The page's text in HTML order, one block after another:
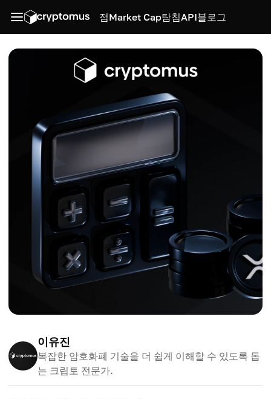
점Market Cap탐침API블로그
이유진
복잡한 암호화폐 기술을 더 쉽게 이해할 수 있도록 돕
는 크립토 전문가.